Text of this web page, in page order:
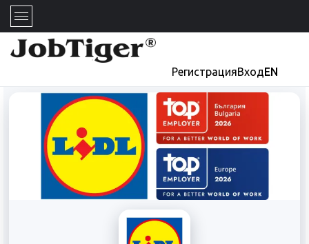
РегистрацияВходEN